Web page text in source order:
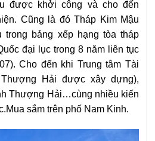
được khởi công và cho đến
Cũng là đó Tháp Kim Mậu
trong bảng xếp hạng tòa tháp
đại lục trong 8 năm liên tục
Cho đến khi Trung tâm Tài
Hải được xây dựng),
Thượng Hải…cùng nhiều kiến
sắm trên phố Nam Kinh.